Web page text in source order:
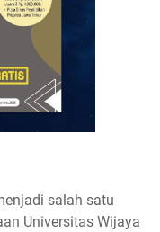
salah satu
Universitas Wijaya